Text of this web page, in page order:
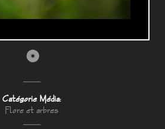
Catégorie Média:
Flore et arbres